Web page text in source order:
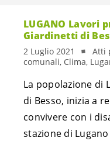
LUGANO Lavori
Giardinetti di
2 Luglio 2021
Atti
comunali, Clima,
La popolazione di
di Besso, inizia a
convivere con i
stazione di